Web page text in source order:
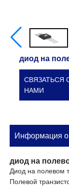
диод на
СВЯЗАТЬСЯ
НАМИ
Информация о
диод на
Диод на полевом
Полевой